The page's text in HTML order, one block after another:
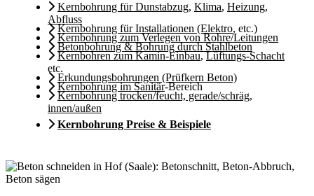
Kernbohrung für Dunstabzug, Klima, Heizung,
Abfluss
Kernbohrung für Installationen (Elektro, etc.)
Kernbohrung zum Verlegen von Rohre/Leitungen
Betonbohrung & Bohrung durch Stahlbeton
Kernbohren zum Kamin-Einbau,Lüftungs-Schacht
etc.
Erkundungsbohrungen (Prüfkern Beton)
Kernbohrung im Sanitär-Bereich
Kernbohrung trocken/feucht, gerade/schräg,
innen/außen
Kernbohrung Preise & Beispiele